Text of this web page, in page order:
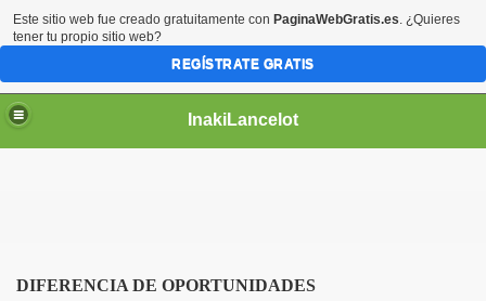
InakiLancelot
DIFERENCIA DE OPORTUNIDADES
Este sitio web fue creado gratuitamente con PaginaWebGratis.es. ¿Quieres
tener tu propio sitio web?
REGÍSTRATE GRATIS